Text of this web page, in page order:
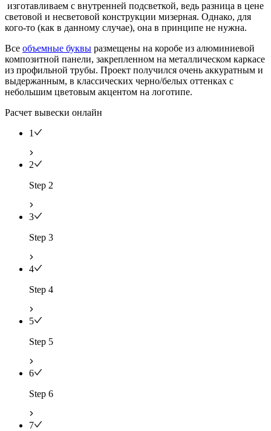
изготавливаем с внутренней подсветкой, ведь разница в цене
световой и несветовой конструкции мизерная. Однако, для
кого-то (как в данному случае), она в принципе не нужна.
Все объемные буквы размещены на коробе из алюминиевой
композитной панели, закрепленном на металлическом каркасе
из профильной трубы. Проект получился очень аккуратным и
выдержанным, в классических черно/белых оттенках с
небольшим цветовым акцентом на логотипе.
Расчет вывески онлайн
1
2
Step 2
3
Step 3
4
Step 4
5
Step 5
6
Step 6
7